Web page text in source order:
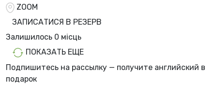
ZOOM
ЗАПИСАТИСЯ В РЕЗЕРВ
Залишилось 0 місць
ПОКАЗАТЬ ЕЩЕ
Подпишитесь на рассылку — получите английский в
подарок